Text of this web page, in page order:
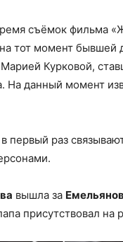
съёмок фильма
тот момент бывшей
Курковой,
На данный момент
первый раз
вышла за
присутствовал на